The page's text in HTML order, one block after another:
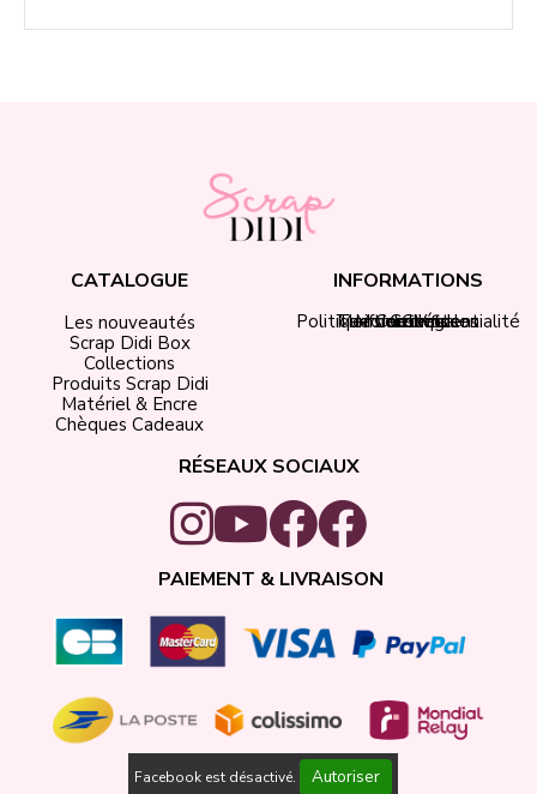
CATALOGUE
Les nouveautés
Scrap Didi Box
Collections
Produits Scrap Didi
Matériel & Encre
Chèques Cadeaux
INFORMATIONS
Contact
Mon compte
CGV
Politique de confidentialité
Mentions légales
Tarifs de livraison
RÉSEAUX SOCIAUX
PAIEMENT & LIVRAISON
Facebook est désactivé. Autoriser